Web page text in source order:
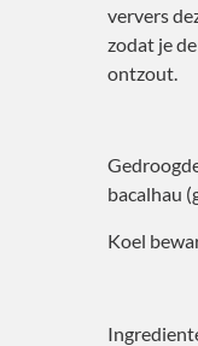
ververs
zodat je
ontzout.
bacalhau
Koel